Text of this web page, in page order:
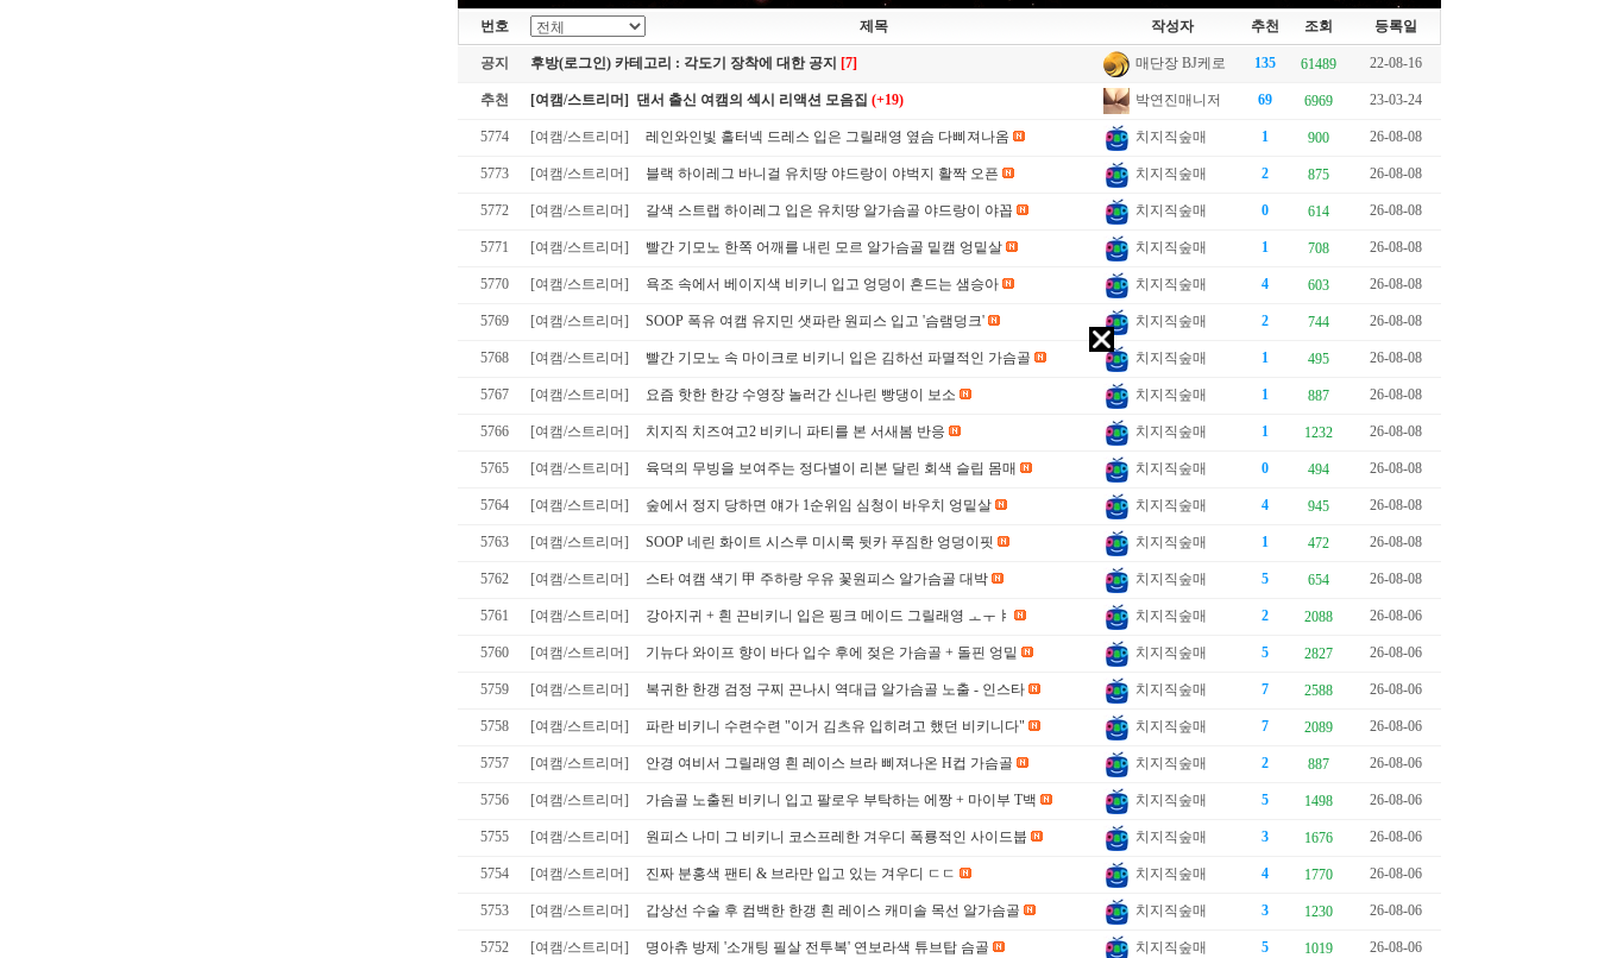
번호 제목 작성자 추천 조회 등록일
공지 후방(로그인) 카테고리 : 각도기 장착에 대한 공지 [7] 매단장 BJ케로 135 61489 22-08-16
추천 [여캠/스트리머] 댄서 출신 여캠의 섹시 리액션 모음집 (+19) 박연진매니저 69 6969 23-03-24
5774 [여캠/스트리머] 레인와인빛 홀터넥 드레스 입은 그릴래영 옆슴 다삐져나옴 치지직숲매 1 900 26-08-08
5773 [여캠/스트리머] 블랙 하이레그 바니걸 유치땅 야드랑이 야벅지 활짝 오픈 치지직숲매 2 875 26-08-08
5772 [여캠/스트리머] 갈색 스트랩 하이레그 입은 유치땅 알가슴골 야드랑이 야꼽 치지직숲매 0 614 26-08-08
5771 [여캠/스트리머] 빨간 기모노 한쪽 어깨를 내린 모르 알가슴골 밑캠 엉밑살 치지직숲매 1 708 26-08-08
5770 [여캠/스트리머] 욕조 속에서 베이지색 비키니 입고 엉덩이 흔드는 샘승아 치지직숲매 4 603 26-08-08
5769 [여캠/스트리머] SOOP 폭유 여캠 유지민 샛파란 원피스 입고 '슴램덩크' 치지직숲매 2 744 26-08-08
5768 [여캠/스트리머] 빨간 기모노 속 마이크로 비키니 입은 김하선 파멸적인 가슴골 치지직숲매 1 495 26-08-08
5767 [여캠/스트리머] 요즘 핫한 한강 수영장 놀러간 신나린 빵댕이 보소 치지직숲매 1 887 26-08-08
5766 [여캠/스트리머] 치지직 치즈여고2 비키니 파티를 본 서새봄 반응 치지직숲매 1 1232 26-08-08
5765 [여캠/스트리머] 육덕의 무빙을 보여주는 정다별이 리본 달린 회색 슬립 몸매 치지직숲매 0 494 26-08-08
5764 [여캠/스트리머] 숲에서 정지 당하면 얘가 1순위임 심청이 바우치 엉밑살 치지직숲매 4 945 26-08-08
5763 [여캠/스트리머] SOOP 네린 화이트 시스루 미시룩 뒷카 푸짐한 엉덩이핏 치지직숲매 1 472 26-08-08
5762 [여캠/스트리머] 스타 여캠 색기 甲 주하랑 우유 꽃원피스 알가슴골 대박 치지직숲매 5 654 26-08-08
5761 [여캠/스트리머] 강아지귀 + 흰 끈비키니 입은 핑크 메이드 그릴래영 ㅗㅜㅑ 치지직숲매 2 2088 26-08-06
5760 [여캠/스트리머] 기뉴다 와이프 향이 바다 입수 후에 젖은 가슴골 + 돌핀 엉밑 치지직숲매 5 2827 26-08-06
5759 [여캠/스트리머] 복귀한 한갱 검정 구찌 끈나시 역대급 알가슴골 노출 - 인스타 치지직숲매 7 2588 26-08-06
5758 [여캠/스트리머] 파란 비키니 수련수련 "이거 김츠유 입히려고 했던 비키니다" 치지직숲매 7 2089 26-08-06
5757 [여캠/스트리머] 안경 여비서 그릴래영 흰 레이스 브라 삐져나온 H컵 가슴골 치지직숲매 2 887 26-08-06
5756 [여캠/스트리머] 가슴골 노출된 비키니 입고 팔로우 부탁하는 에짱 + 마이부 T백 치지직숲매 5 1498 26-08-06
5755 [여캠/스트리머] 원피스 나미 그 비키니 코스프레한 겨우디 폭룡적인 사이드붑 치지직숲매 3 1676 26-08-06
5754 [여캠/스트리머] 진짜 분홍색 팬티 & 브라만 입고 있는 겨우디 ㄷㄷ 치지직숲매 4 1770 26-08-06
5753 [여캠/스트리머] 갑상선 수술 후 컴백한 한갱 흰 레이스 캐미솔 목선 알가슴골 치지직숲매 3 1230 26-08-06
5752 [여캠/스트리머] 명아츄 방제 '소개팅 필살 전투복' 연보라색 튜브탑 슴골 치지직숲매 5 1019 26-08-06